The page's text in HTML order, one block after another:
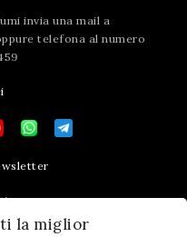
la miglior
invia una mail a
telefona al numero